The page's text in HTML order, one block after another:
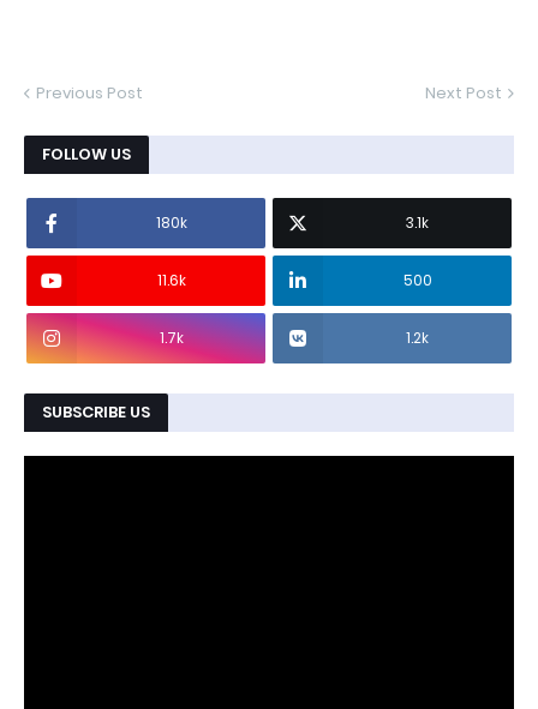
Previous Post Next Post
FOLLOW US
180k 3.1k
11.6k 500
1.7k 1.2k
SUBSCRIBE US